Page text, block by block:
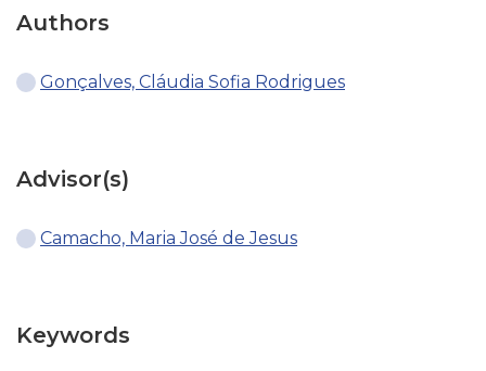
Authors
Gonçalves, Cláudia Sofia Rodrigues
Advisor(s)
Camacho, Maria José de Jesus
Keywords